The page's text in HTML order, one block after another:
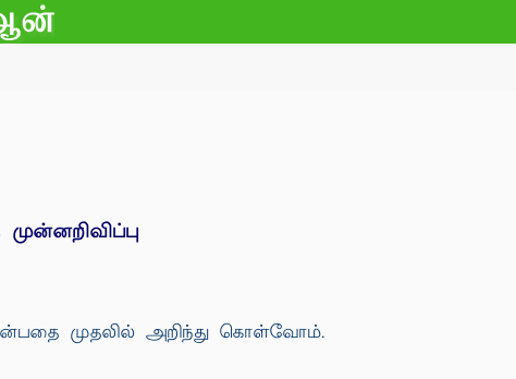
முதலில் அறிந்து கொள்வோம்.